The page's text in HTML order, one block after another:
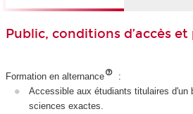
Public, conditions d’accès
Formation en alternance
:
Accessible aux étudiants titulaires d'un
sciences exactes.